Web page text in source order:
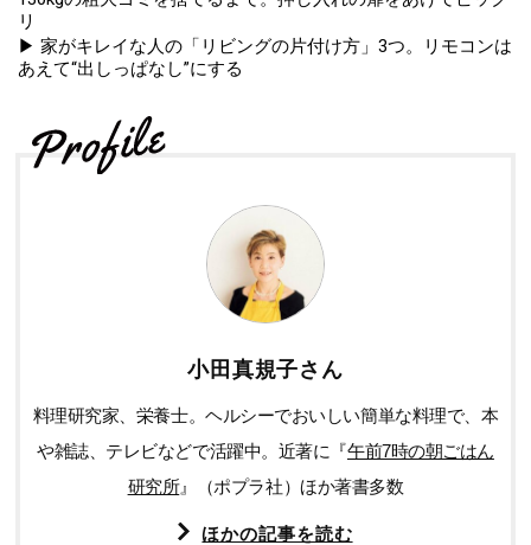
リ
▶ 家がキレイな人の「リビングの片付け方」3つ。リモコンは
あえて“出しっぱなし”にする
小田真規子さん
料理研究家、栄養士。ヘルシーでおいしい簡単な料理で、本
や雑誌、テレビなどで活躍中。近著に『午前7時の朝ごはん
研究所』（ポプラ社）ほか著書多数
ほかの記事を読む